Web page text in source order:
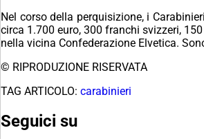
Nel corso della perquisizione, i
circa 1.700 euro, 300 franchi svizzeri,
nella vicina Confederazione Elvetica.
© RIPRODUZIONE RISERVATA
TAG ARTICOLO: carabinieri
Seguici su